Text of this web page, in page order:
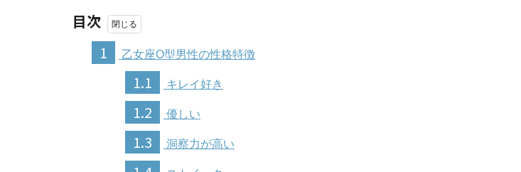
目次
1
乙女座O型男性の性格特徴
1.1 キレイ好き
1.2 優しい
1.3 洞察力が高い